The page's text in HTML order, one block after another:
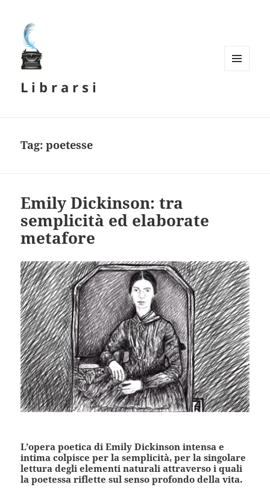
L i b r a r s i
Tag:poetesse
Emily Dickinson: tra
semplicità ed elaborate
metafore
L’opera poetica di Emily Dickinson intensa e
intima colpisce per la semplicità, per la singolare
lettura degli elementi naturali attraverso i quali
la poetessa riflette sul senso profondo della vita.